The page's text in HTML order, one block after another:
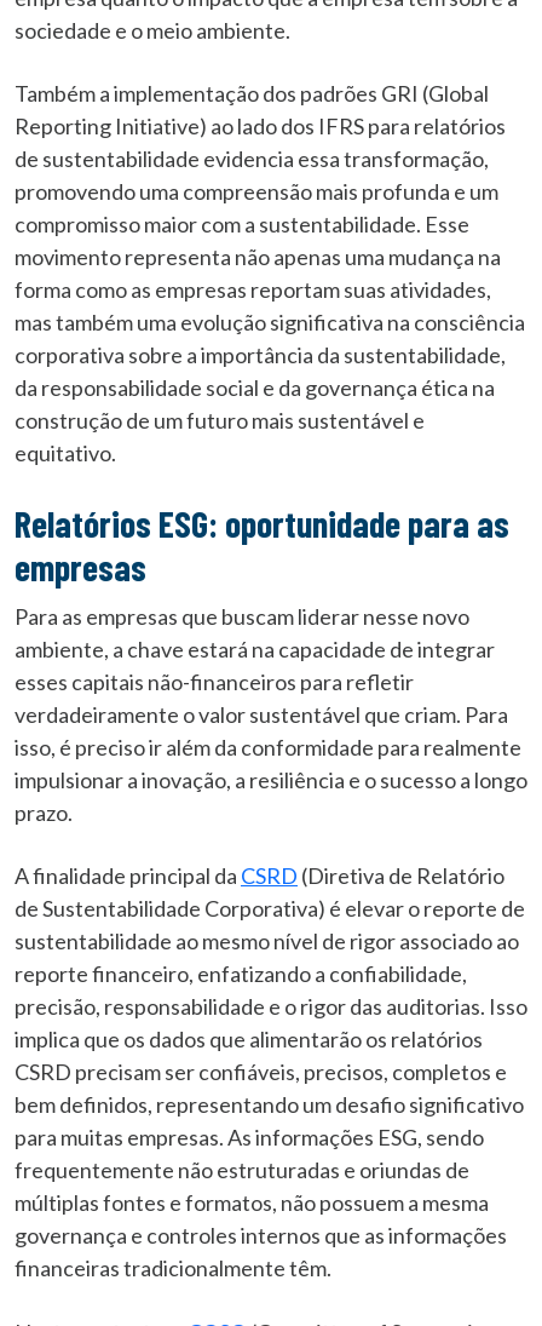
sociedade e o meio ambiente.
Também a implementação dos padrões GRI (Global
Reporting Initiative) ao lado dos IFRS para relatórios
de sustentabilidade evidencia essa transformação,
promovendo uma compreensão mais profunda e um
compromisso maior com a sustentabilidade. Esse
movimento representa não apenas uma mudança na
forma como as empresas reportam suas atividades,
mas também uma evolução significativa na consciência
corporativa sobre a importância da sustentabilidade,
da responsabilidade social e da governança ética na
construção de um futuro mais sustentável e
equitativo.
Relatórios ESG: oportunidade para as
empresas
Para as empresas que buscam liderar nesse novo
ambiente, a chave estará na capacidade de integrar
esses capitais não-financeiros para refletir
verdadeiramente o valor sustentável que criam. Para
isso, é preciso ir além da conformidade para realmente
impulsionar a inovação, a resiliência e o sucesso a longo
prazo.
A finalidade principal da CSRD (Diretiva de Relatório
de Sustentabilidade Corporativa) é elevar o reporte de
sustentabilidade ao mesmo nível de rigor associado ao
reporte financeiro, enfatizando a confiabilidade,
precisão, responsabilidade e o rigor das auditorias. Isso
implica que os dados que alimentarão os relatórios
CSRD precisam ser confiáveis, precisos, completos e
bem definidos, representando um desafio significativo
para muitas empresas. As informações ESG, sendo
frequentemente não estruturadas e oriundas de
múltiplas fontes e formatos, não possuem a mesma
governança e controles internos que as informações
financeiras tradicionalmente têm.